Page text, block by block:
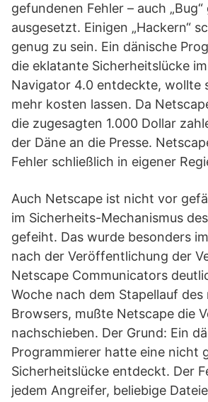
gefundenen Fehler – auch
ausgesetzt. Einigen „Hackern“
genug zu sein. Ein dänische
die eklatante Sicherheitslücke
Navigator 4.0 entdeckte, wollte
mehr kosten lassen. Da
die zugesagten 1.000 Dollar
der Däne an die Presse.
Fehler schließlich in eigener
Auch Netscape ist nicht vor
im Sicherheits-Mechanismus
gefeiht. Das wurde besonders
nach der Veröffentlichung der
Netscape Communicators
Woche nach dem Stapellauf des
Browsers, mußte Netscape die
nachschieben. Der Grund: Ein
Programmierer hatte eine nicht
Sicherheitslücke entdeckt. Der
jedem Angreifer, beliebige